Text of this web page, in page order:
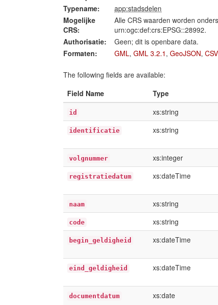
Typename:
app:stadsdelen
Mogelijke
CRS:
Alle CRS waarden worden
urn:ogc:def:crs:EPSG::28992.
Authorisatie:
Geen; dit is openbare data.
Formaten:
GML, GML 3.2.1 , GeoJSON, CSV
The following fields are available:
Field Name
Type
id xs:string
identificatie xs:string
volgnummer xs:integer
registratiedatum xs:dateTime
naam xs:string
code xs:string
begin_geldigheid xs:dateTime
eind_geldigheid xs:dateTime
documentdatum xs:date